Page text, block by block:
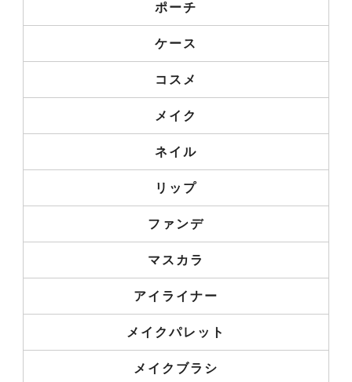
ポーチ
ケース
コスメ
メイク
ネイル
リップ
ファンデ
マスカラ
アイライナー
メイクパレット
メイクブラシ